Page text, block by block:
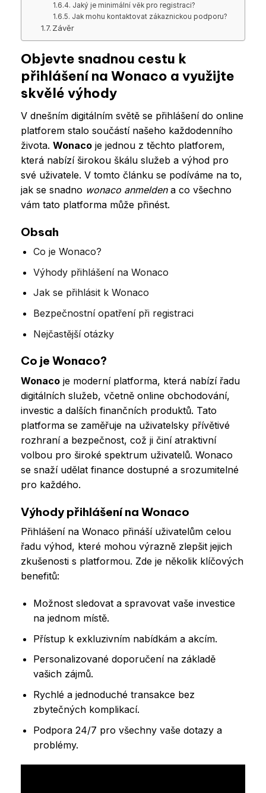
Jaký je minimální věk pro registraci?
Jak mohu kontaktovat zákaznickou podporu?
Závěr
Objevte snadnou cestu k
přihlášení na Wonaco a využijte
skvělé výhody
V dnešním digitálním světě se přihlášení do online
platforem stalo součástí našeho každodenního
života. Wonaco je jednou z těchto platforem,
která nabízí širokou škálu služeb a výhod pro
své uživatele. V tomto článku se podíváme na to,
jak se snadno wonaco anmeldena co všechno
vám tato platforma může přinést.
Obsah
Co je Wonaco?
Výhody přihlášení na Wonaco
Jak se přihlásit k Wonaco
Bezpečnostní opatření při registraci
Nejčastější otázky
Co je Wonaco?
Wonaco je moderní platforma, která nabízí řadu
digitálních služeb, včetně online obchodování,
investic a dalších finančních produktů. Tato
platforma se zaměřuje na uživatelsky přívětivé
rozhraní a bezpečnost, což ji činí atraktivní
volbou pro široké spektrum uživatelů. Wonaco
se snaží udělat finance dostupné a srozumitelné
pro každého.
Výhody přihlášení na Wonaco
Přihlášení na Wonaco přináší uživatelům celou
řadu výhod, které mohou výrazně zlepšit jejich
zkušenosti s platformou. Zde je několik klíčových
benefitů:
Možnost sledovat a spravovat vaše investice
na jednom místě.
Přístup k exkluzivním nabídkám a akcím.
Personalizované doporučení na základě
vašich zájmů.
Rychlé a jednoduché transakce bez
zbytečných komplikací.
Podpora 24/7 pro všechny vaše dotazy a
problémy.